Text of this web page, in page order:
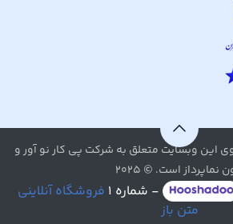
این وبسایت متعلق به شرکت پی کار نو آور و
نماپرداز است. © ۲۰۲۵
- شماره ۱ فروشگاه آنلاینی
متن باز